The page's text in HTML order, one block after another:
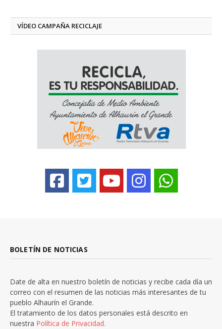
VÍDEO CAMPAÑA RECICLAJE
BOLETÍN DE NOTICIAS
Date de alta en nuestro boletín de noticias y recibe cada día un
correo con el resumen de las noticias más interesantes de tu
pueblo Alhaurín el Grande.
El tratamiento de los datos personales está descrito en
nuestra Política de Privacidad.